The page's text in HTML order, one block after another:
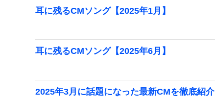
耳に残るCMソング【2025年1月】
耳に残るCMソング【2025年6月】
2025年3月に話題になった最新CMを徹底紹介